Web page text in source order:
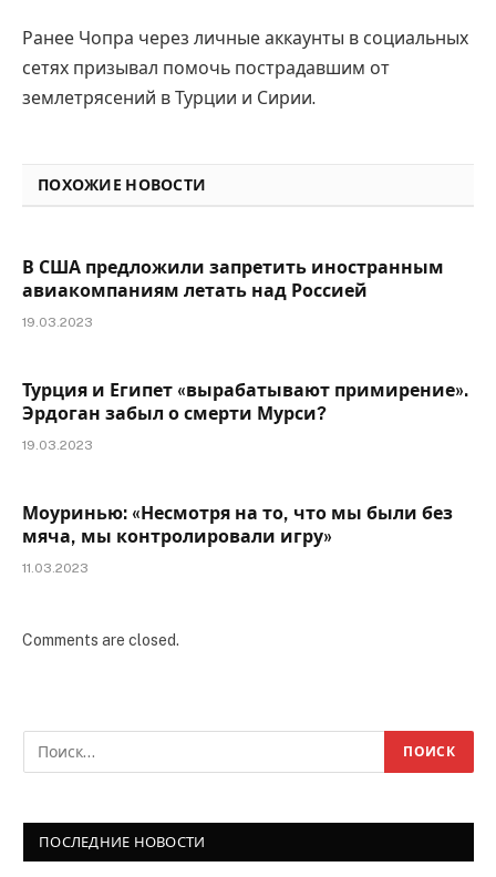
Ранее Чопра через личные аккаунты в социальных
сетях призывал помочь пострадавшим от
землетрясений в Турции и Сирии.
ПОХОЖИЕ НОВОСТИ
В США предложили запретить иностранным
авиакомпаниям летать над Россией
19.03.2023
Турция и Египет «вырабатывают примирение».
Эрдоган забыл о смерти Мурси?
19.03.2023
Моуринью: «Несмотря на то, что мы были без
мяча, мы контролировали игру»
11.03.2023
Comments are closed.
ПОСЛЕДНИЕ НОВОСТИ